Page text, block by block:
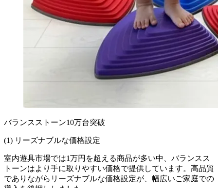
バランスストーン10万台突破
(1) リーズナブルな価格設定
室内遊具市場では1万円を超える商品が多い中、バランスス
トーンはより手に取りやすい価格で提供しています。高品質
でありながらリーズナブルな価格設定が、幅広いご家庭での